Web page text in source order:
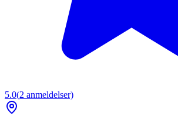
5.0(2 anmeldelser)